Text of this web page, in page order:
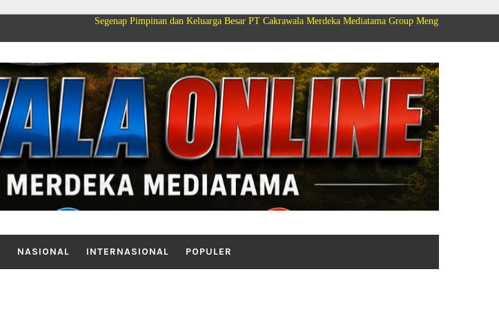
Segenap Pimpinan dan Keluarga Besar PT Cakrawala Merdeka Mediatama Group Mengucapkan Selamat Dirgahayu
NASIONAL INTERNASIONAL POPULER